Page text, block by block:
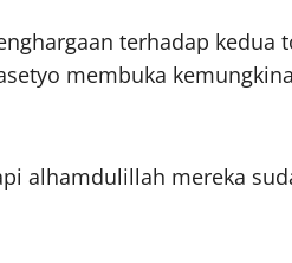
terhadap kedua
membuka
alhamdulillah mereka